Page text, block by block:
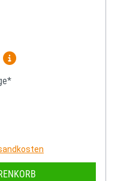
Mehr Informationen zum